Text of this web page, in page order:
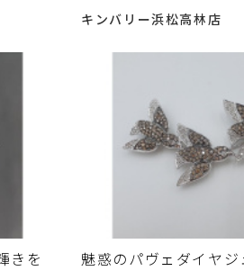
キンバリー浜松高林店
きを
魅惑のパヴェダイヤジ